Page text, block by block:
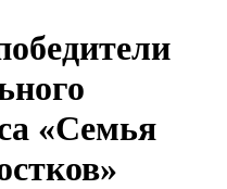
«Семья